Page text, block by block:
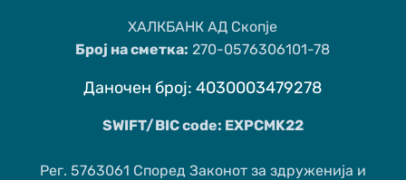
ХАЛКБАНК АД Скопје
Број на сметка: 270-0576306101-78
Даночен број: 4030003479278
SWIFT/BIC code: EXPCMK22
Рег. 5763061 Според Законот за здруженија и